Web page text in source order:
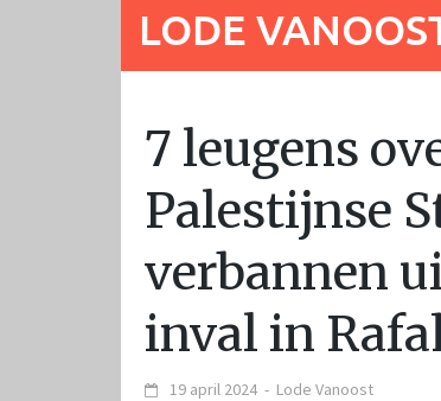
LODE
7 leugens
Palestijnse
verbannen
inval in
19 april 2024 - Lode Vanoost